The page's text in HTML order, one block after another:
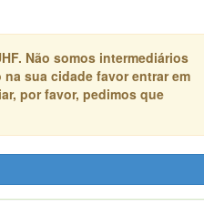
Não somos intermediários
sua cidade favor entrar em
por favor, pedimos que